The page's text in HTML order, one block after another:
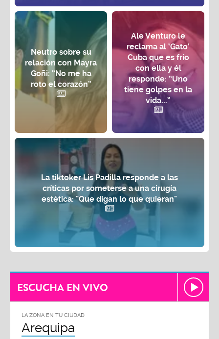
Neutro sobre su
relación con Mayra
Goñi: “No me ha
roto el corazón”
Ale Venturo le
reclama al ‘Gato’
Cuba que es frío
con ella y él
responde: “Uno
tiene golpes en la
vida...”
La tiktoker Lis Padilla responde a las
críticas por someterse a una cirugía
estética: "Que digan lo que quieran"
ESCUCHA EN VIVO
LA ZONA EN TU CIUDAD
Arequipa